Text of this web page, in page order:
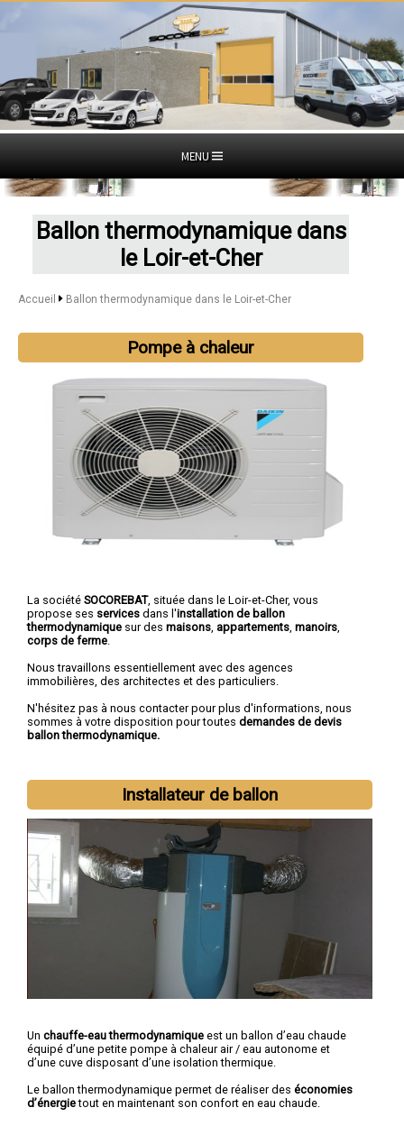
MENU
Ballon thermodynamique dans
le Loir-et-Cher
Accueil Ballon thermodynamique dans le Loir-et-Cher
Pompe à chaleur
La société SOCOREBAT, située dans le Loir-et-Cher, vous
propose ses services dans l'installation de ballon
thermodynamique sur des maisons appartements manoirs
corps de ferme
Nous travaillons essentiellement avec des agences
immobilières, des architectes et des particuliers.
N'hésitez pas à nous contacter pour plus d'informations, nous
sommes à votre disposition pour toutes demandes de devis
ballon thermodynamique.
Installateur de ballon
Un chauffe-eau thermodynamique est un ballon d’eau chaude
équipé d’une petite pompe à chaleur air / eau autonome et
d’une cuve disposant d’une isolation thermique.
Le ballon thermodynamique permet de réaliser des économies
d’énergietout en maintenant son confort en eau chaude.